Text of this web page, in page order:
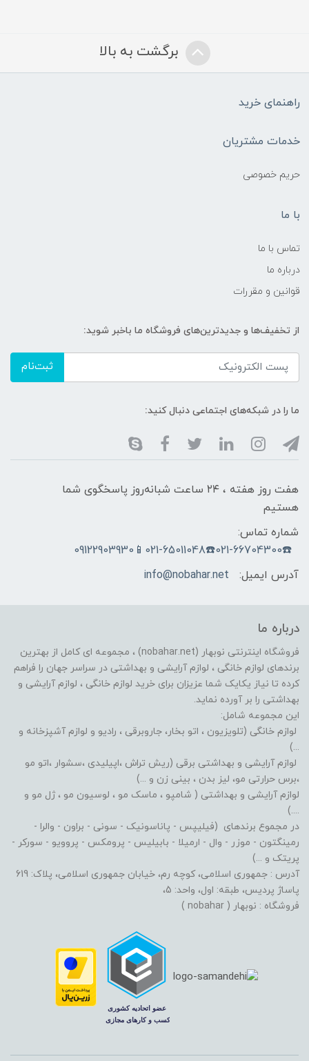
برگشت به بالا
راهنمای خرید
خدمات مشتریان
حریم خصوصی
با ما
تماس با ما
درباره ما
قوانین و مقررات
از تخفیف‌ها و جدیدترین‌های فروشگاه ما باخبر شوید:
ثبت‌نام
ما را در شبکه‌های اجتماعی دنبال کنید:
هفت روز هفته ، ۲۴ ساعت شبانه‌روز پاسخگوی شما
هستیم
شماره تماس:
☎️021-66704300☎️021-65011048📱09122903930
آدرس ایمیل:
info@nobahar.net
درباره ما
فروشگاه اینترنتی نوبهار (nobahar.net) ، مجموعه ای کامل از بهترین
برندهای لوازم خانگی ، لوازم آرایشی و بهداشتی در سراسر جهان را فراهم
کرده تا نیاز یکایک شما عزیزان برای خرید لوازم خانگی ، لوازم آرایشی و
بهداشتی را بر آورده نماید.
این مجموعه شامل:
لوازم خانگی (تلویزیون ، اتو بخار، جاروبرقی ، رادیو و لوازم آشپزخانه و
...)
لوازم آرایشی و بهداشتی برقی (ریش تراش ،اپیلیدی ،سشوار ،اتو مو
،برس حرارتی مو، لیز بدن ، بینی زن و ...)
لوازم آرایشی و بهداشتی ( شامپو ، ماسک مو ، لوسیون مو ، ژل مو و
....)
در مجموع برندهای (فیلیپس - پاناسونیک - سونی - براون - والرا -
رمینگتون - موزر - وال - ارمیلا - بابیلیس - پرومکس - پروویو - سورکر -
پریتک و ...)
آدرس : جمهوری اسلامی، کوچه رم، خیابان جمهوری اسلامی، پلاک: 619
پاساژ پردیس، طبقه: اول، واحد: 5،
فروشگاه : نوبهار ( nobahar )